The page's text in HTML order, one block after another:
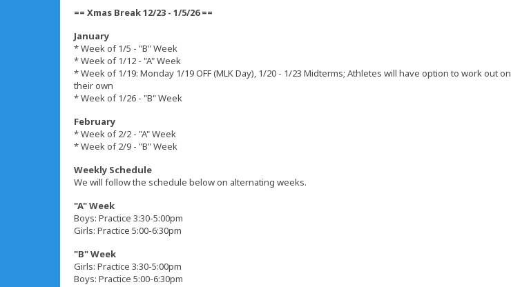
== Xmas Break 12/23 - 1/5/26 ==
January
* Week of 1/5 - "B" Week
* Week of 1/12 - "A" Week
* Week of 1/19: Monday 1/19 OFF (MLK Day), 1/20 - 1/23 Midterms; Athletes will have option to work out on
their own
* Week of 1/26 - "B" Week
February
* Week of 2/2 - "A" Week
* Week of 2/9 - "B" Week
Weekly Schedule
We will follow the schedule below on alternating weeks.
"A" Week
Boys: Practice 3:30-5:00pm
Girls: Practice 5:00-6:30pm
"B" Week
Girls: Practice 3:30-5:00pm
Boys: Practice 5:00-6:30pm